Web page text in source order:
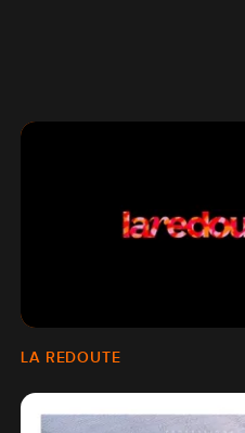
LA REDOUTE